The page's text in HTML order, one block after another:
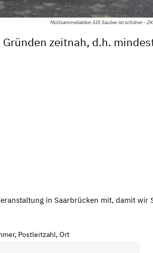
Müllsammelaktion SIS Sauber ist schöner -
zeitnah, d.h.
in Saarbrücken mit, damit wir
Postleitzahl, Ort